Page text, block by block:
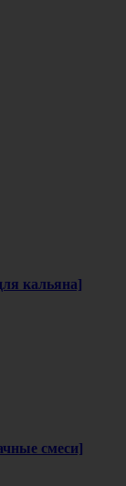
кальяна]
смеси]